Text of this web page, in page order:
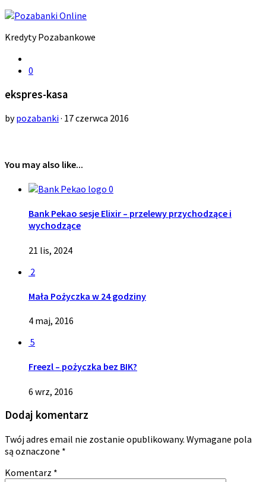
Kredyty Pozabankowe
0
ekspres-kasa
bypozabanki· 17 czerwca 2016
You may also like...
0
Bank Pekao sesje Elixir – przelewy przychodzące i
wychodzące
21 lis, 2024
2
Mała Pożyczka w 24 godziny
4 maj, 2016
5
Freezl – pożyczka bez BIK?
6 wrz, 2016
Dodaj komentarz
Twój adres email nie zostanie opublikowany. Wymagane pola
są oznaczone *
Komentarz *